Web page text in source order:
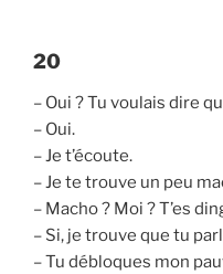
20
– Oui ? Tu voulais dire
– Oui.
– Je t’écoute.
– Je te trouve un peu
– Macho ? Moi ? T’es
– Si, je trouve que tu
– Tu débloques mon